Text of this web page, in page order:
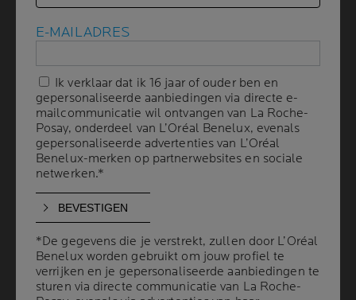
DE GEVOELIGE HUID
5 min leestijd| 14 augustus 2025
Een gevoelige gezichtshuid heeft extra bescherming
nodig in de zon. Gebruik
daaromzonnebrandcrèmevoor de gevoelige huid.
CONCLUSIE: ZONNEBRANDCREME IS NIET
ALLEEN IETS VOOR OP HET STRAND.
KIES JE FILTER: WAT IS DE BESTE
ZONNEBRANDCREME VOOR EEN GEVOELIGE
HUID?
E-MAILADRES
Ik verklaar dat ik 16 jaar of ouder ben en
gepersonaliseerde aanbiedingen via directe e-
mailcommunicatie wil ontvangen van La Roche-
Posay, onderdeel van L’Oréal Benelux, evenals
gepersonaliseerde advertenties van L’Oréal
Benelux-merken op partnerwebsites en sociale
netwerken.*
*De gegevens die je verstrekt, zullen door L’Oréal
Benelux worden gebruikt om jouw profiel te
verrijken en je gepersonaliseerde aanbiedingen te
sturen via directe communicatie van La Roche-
E-MAILADRES
Ik verklaar dat ik 16 jaar of ouder ben en
gepersonaliseerde aanbiedingen via directe e-
mailcommunicatie wil ontvangen van La Roche-
Posay, onderdeel van L’Oréal Benelux, evenals
gepersonaliseerde advertenties van L’Oréal
Benelux-merken op partnerwebsites en sociale
netwerken.*
*De gegevens die je verstrekt, zullen door L’Oréal
Benelux worden gebruikt om jouw profiel te
verrijken en je gepersonaliseerde aanbiedingen te
sturen via directe communicatie van La Roche-